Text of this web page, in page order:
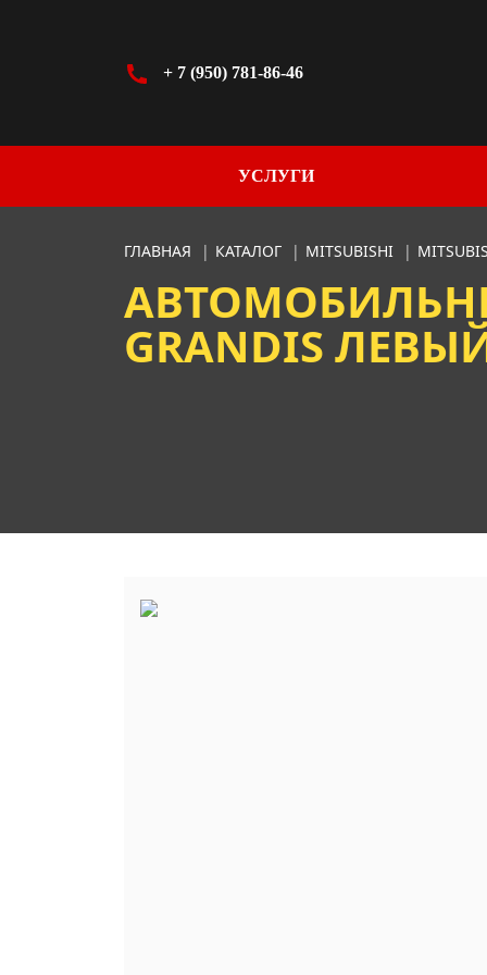
+ 7 (950) 781-86-46
УСЛУГИ
ГЛАВНАЯ | КАТАЛОГ | MITSUBISHI |
GRANDIS